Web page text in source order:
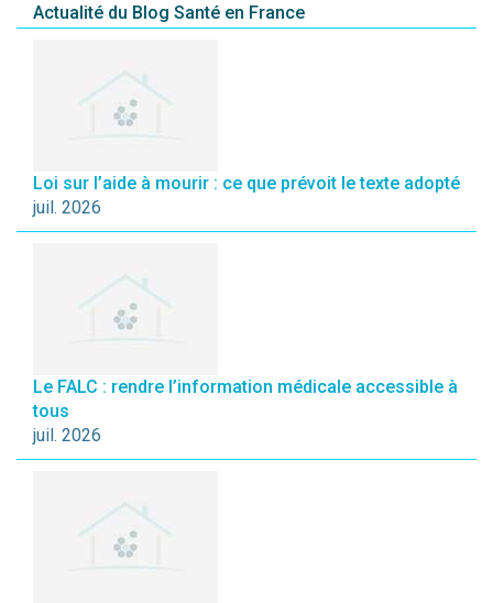
Actualité du Blog Santé en France
Loi sur l’aide à mourir : ce que prévoit le texte adopté
juil. 2026
Le FALC : rendre l’information médicale accessible à
tous
juil. 2026